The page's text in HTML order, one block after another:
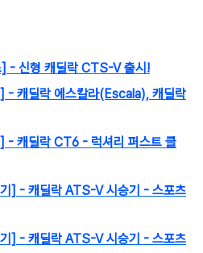
신형 캐딜락 CTS-V 출시!
캐딜락 에스칼라(Escala), 캐딜락
캐딜락 CT6 - 럭셔리 퍼스트 클
] - 캐딜락 ATS-V 시승기 - 스포츠
] - 캐딜락 ATS-V 시승기 - 스포츠